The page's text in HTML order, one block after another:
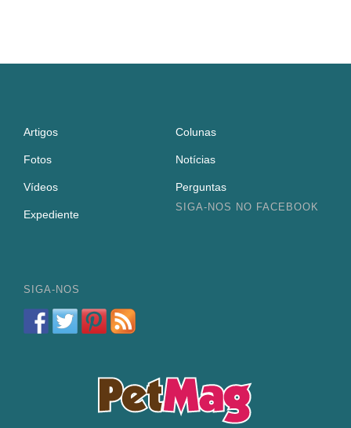
Artigos Colunas
Fotos Notícias
Vídeos Perguntas
Expediente
SIGA-NOS NO FACEBOOK
SIGA-NOS